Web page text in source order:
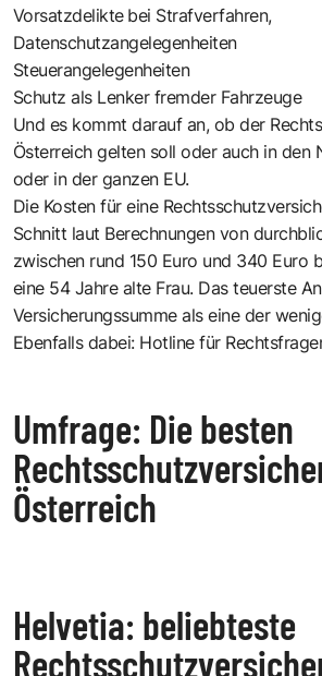
Vorsatzdelikte bei Strafverfahren,
Datenschutzangelegenheiten
Steuerangelegenheiten
Schutz als Lenker fremder Fahrzeuge
Und es kommt darauf an, ob der
Österreich gelten soll oder auch in den
oder in der ganzen EU.
Die Kosten für eine
Schnitt laut Berechnungen von
zwischen rund 150 Euro und 340 Euro
eine 54 Jahre alte Frau. Das teuerste
Versicherungssumme als eine der
Ebenfalls dabei: Hotline für
Umfrage: Die besten
Österreich
Helvetia: beliebteste